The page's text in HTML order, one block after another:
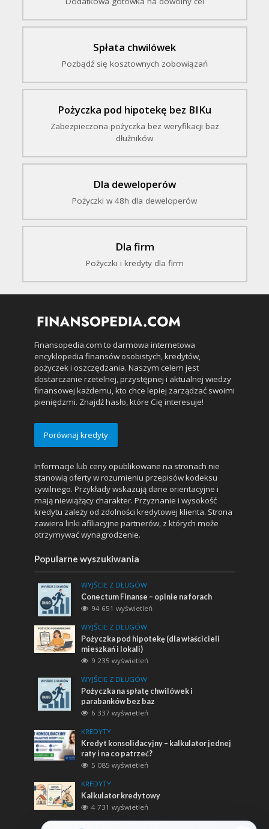
Spłata chwilówek
Pozbądź się kosztownych zobowiązań
Pożyczka pod hipotekę bez BIKu
Zabezpieczona pożyczka bez weryfikacji baz
dłużników
Dla deweloperów
Pożyczki w 48h dla deweloperów
Dla firm
Pożyczki i kredyty dla firm
Finansopedia.com to darmowa internetowa
encyklopedia finansów osobistych, kredytów,
pożyczek i oszczędzania. Naszym celem jest
dostarczanie rzetelnej, przystępnej i aktualnej wiedzy
finansowej każdemu, kto chce lepiej zarządzać swoimi
pieniędzmi. Znajdź hasło, które Cię interesuje!
Porównaj kredyty
Informacje lub ceny opublikowane na stronach nie
stanowią oferty w rozumieniu przepisów kodeksu
cywilnego. Przykłady wskazują dane orientacyjne i
mają niewiążący charakter. Przyznanie i wysokość
kredytu zależy od zdolności kredytowej klienta. Strona
zawiera linki afiliacyjne partnerów, z których może
otrzymywać wynagrodzenie.
Popularne wyszukiwania
WYJŚCIE Z DŁUGÓW
Conectum Finanse – opinie na forach
94 651 wyświetleń
WYJŚCIE Z DŁUGÓW
Pożyczka pod hipotekę (dla właścicieli
mieszkań i lokali)
9 235 wyświetleń
WYJŚCIE Z DŁUGÓW
Pożyczka na spłatę chwilówek i
parabanków bez baz
6 337 wyświetleń
KREDYTY
Kredyt konsolidacyjny – kalkulator jednej
raty i na co patrzeć?
5 085 wyświetleń
KREDYTY
Kalkulator kredytowy
4 731 wyświetleń